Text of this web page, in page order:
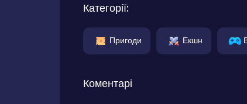
Категорії:
Пригоди Екшн
Коментарі